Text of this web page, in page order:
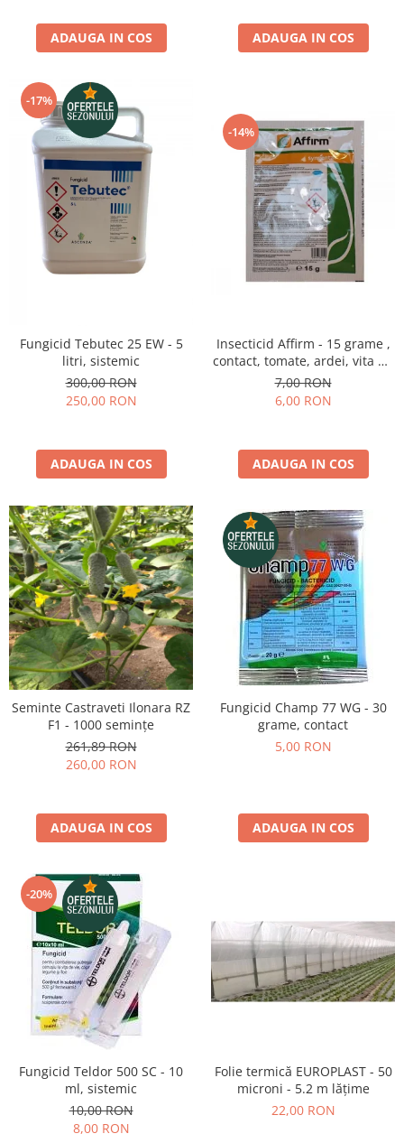
ADAUGA IN COS ADAUGA IN COS
-17%
Fungicid Tebutec 25 EW - 5
litri, sistemic
300,00 RON
250,00 RON
ADAUGA IN COS
-14%
Insecticid Affirm - 15 grame ,
contact, tomate, ardei, vita de
vie, varza, mar
7,00 RON
6,00 RON
ADAUGA IN COS
Seminte Castraveti Ilonara RZ
F1 - 1000 semințe
261,89 RON
260,00 RON
ADAUGA IN COS
Fungicid Champ 77 WG - 30
grame, contact
5,00 RON
ADAUGA IN COS
-20%
Fungicid Teldor 500 SC - 10
ml, sistemic
10,00 RON
8,00 RON
Folie termică EUROPLAST - 50
microni - 5.2 m lățime
22,00 RON